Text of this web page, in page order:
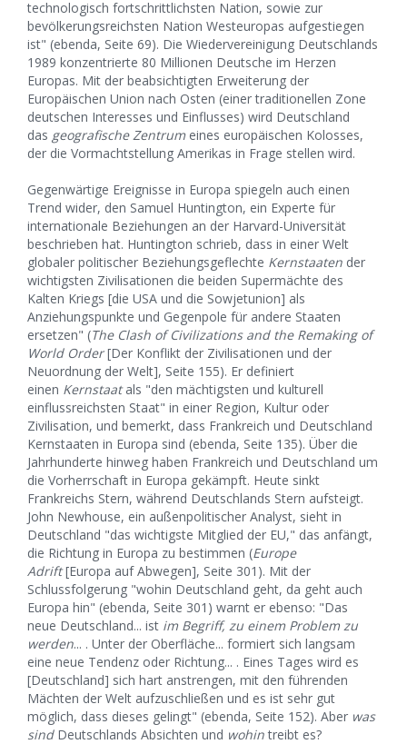
technologisch fortschrittlichsten Nation, sowie zur
bevölkerungsreichsten Nation Westeuropas aufgestiegen
ist" (ebenda, Seite 69). Die Wiedervereinigung Deutschlands
1989 konzentrierte 80 Millionen Deutsche im Herzen
Europas. Mit der beabsichtigten Erweiterung der
Europäischen Union nach Osten (einer traditionellen Zone
deutschen Interesses und Einflusses) wird Deutschland
das geografische Zentrum eines europäischen Kolosses,
der die Vormachtstellung Amerikas in Frage stellen wird.
Gegenwärtige Ereignisse in Europa spiegeln auch einen
Trend wider, den Samuel Huntington, ein Experte für
internationale Beziehungen an der Harvard-Universität
beschrieben hat. Huntington schrieb, dass in einer Welt
globaler politischer Beziehungsgeflechte Kernstaaten der
wichtigsten Zivilisationen die beiden Supermächte des
Kalten Kriegs [die USA und die Sowjetunion] als
Anziehungspunkte und Gegenpole für andere Staaten
ersetzen" (The Clash of Civilizations and the Remaking of
World Order[Der Konflikt der Zivilisationen und der
Neuordnung der Welt], Seite 155). Er definiert
einen Kernstaatals "den mächtigsten und kulturell
einflussreichsten Staat" in einer Region, Kultur oder
Zivilisation, und bemerkt, dass Frankreich und Deutschland
Kernstaaten in Europa sind (ebenda, Seite 135). Über die
Jahrhunderte hinweg haben Frankreich und Deutschland um
die Vorherrschaft in Europa gekämpft. Heute sinkt
Frankreichs Stern, während Deutschlands Stern aufsteigt.
John Newhouse, ein außenpolitischer Analyst, sieht in
Deutschland "das wichtigste Mitglied der EU," das anfängt,
die Richtung in Europa zu bestimmen (Europe
Adrift[Europa auf Abwegen], Seite 301). Mit der
Schlussfolgerung "wohin Deutschland geht, da geht auch
Europa hin" (ebenda, Seite 301) warnt er ebenso: "Das
neue Deutschland... ist im Begriff, zu einem Problem zu
werden... . Unter der Oberfläche... formiert sich langsam
eine neue Tendenz oder Richtung... . Eines Tages wird es
[Deutschland] sich hart anstrengen, mit den führenden
Mächten der Welt aufzuschließen und es ist sehr gut
möglich, dass dieses gelingt" (ebenda, Seite 152). Aber was
sindDeutschlands Absichten und wohintreibt es?